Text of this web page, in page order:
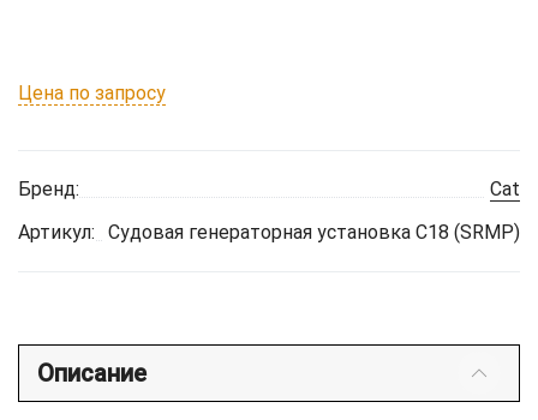
Цена по запросу
Бренд:
Cat
Артикул:
Судовая генераторная установка C18 (SRMP)
Описание